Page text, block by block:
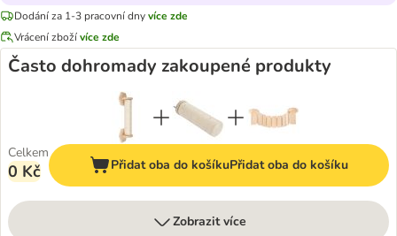
Dodání za 1-3 pracovní dnyvíce zde
Vrácení zbožívíce zde
Často dohromady zakoupené produkty
Celkem
0 Kč Přidat oba do košíkuPřidat oba do košíku
Zobrazit více